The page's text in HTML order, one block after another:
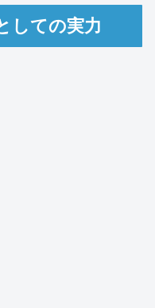
しての実力